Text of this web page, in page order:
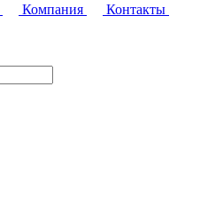
Компания
Контакты